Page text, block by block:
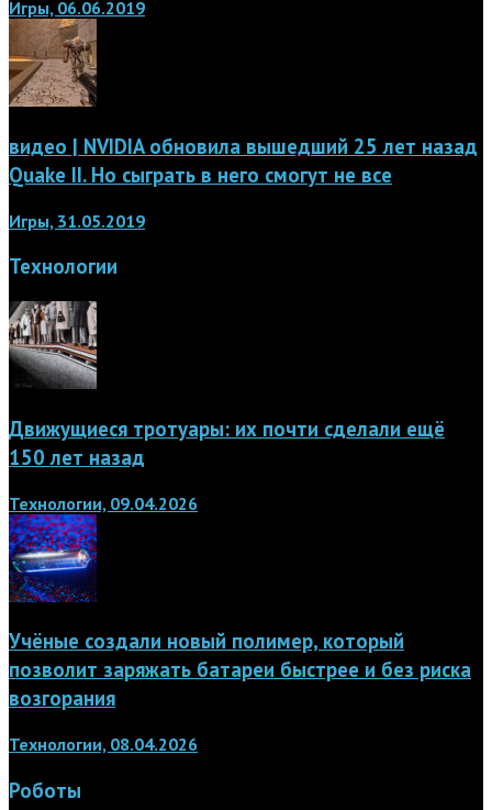
Игры, 06.06.2019
видео | NVIDIA обновила вышедший 25 лет назад
Quake II. Но сыграть в него смогут не все
Игры, 31.05.2019
Технологии
Движущиеся тротуары: их почти сделали ещё
150 лет назад
Технологии, 09.04.2026
Учёные создали новый полимер, который
позволит заряжать батареи быстрее и без риска
возгорания
Технологии, 08.04.2026
Роботы